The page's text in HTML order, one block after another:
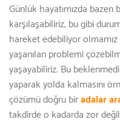
Günlük hayatımızda
karşılaşabiliriz, bu gibi
hareket edebiliyor
yaşanılan problemi
yaşayabiliriz. Bu
yaparak yolda kalmasını
çözümü doğru biradalar
takdirde o kadarda zor